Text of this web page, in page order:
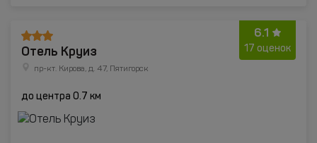
6.1
17 оценок
Отель Круиз
пр-кт. Кирова, д. 47, Пятигорск
до центра 0.7 км